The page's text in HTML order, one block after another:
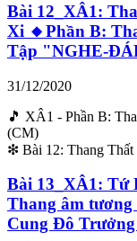
Bài 12_XÂ1:
Xi 🔸Phần B:
Tập "NGHE-
31/12/2020
🎵 XÂ1 - Phần B:
(CM)
❇ Bài 12: Thang
Bài 13_XÂ1: Tứ
Thang âm
Cung Đô